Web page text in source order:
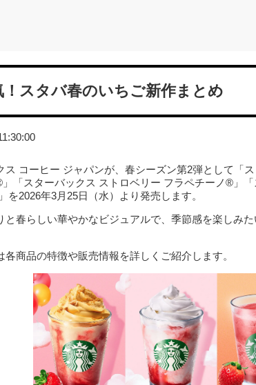
！スタバ春のいちご新作まとめ
ス コーヒー ジャパンが、春シーズン第2弾として「
「スターバックス ストロベリー フラペチーノ®」
を2026年3月25日（水）より発売します。
と春らしい華やかなビジュアルで、季節感を楽しみ
各商品の特徴や販売情報を詳しくご紹介します。